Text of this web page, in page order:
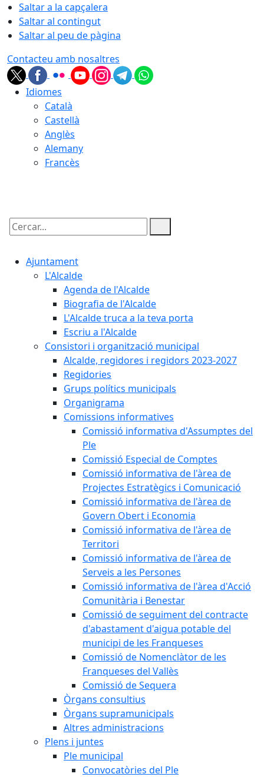
Saltar a la capçalera
Saltar al contingut
Saltar al peu de pàgina
Contacteu amb nosaltres
Idiomes
Català
Castellà
Anglès
Alemany
Francès
Cercar:
Ajuntament
L'Alcalde
Agenda de l'Alcalde
Biografia de l'Alcalde
L'Alcalde truca a la teva porta
Escriu a l'Alcalde
Consistori i organització municipal
Alcalde, regidores i regidors 2023-2027
Regidories
Grups polítics municipals
Organigrama
Comissions informatives
Comissió informativa d'Assumptes del
Ple
Comissió Especial de Comptes
Comissió informativa de l'àrea de
Projectes Estratègics i Comunicació
Comissió informativa de l'àrea de
Govern Obert i Economia
Comissió informativa de l'àrea de
Territori
Comissió informativa de l'àrea de
Serveis a les Persones
Comissió informativa de l'àrea d'Acció
Comunitària i Benestar
Comissió de seguiment del contracte
d'abastament d'aigua potable del
municipi de les Franqueses
Comissió de Nomenclàtor de les
Franqueses del Vallès
Comissió de Sequera
Òrgans consultius
Òrgans supramunicipals
Altres administracions
Plens i juntes
Ple municipal
Convocatòries del Ple